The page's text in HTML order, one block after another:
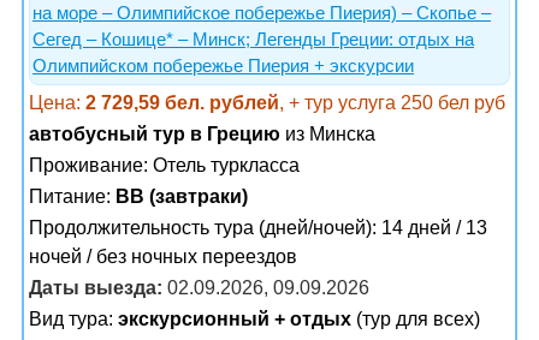
на море – Олимпийское побережье Пиерия) – Скопье –
Сегед – Кошице* – Минск; Легенды Греции: отдых на
Олимпийском побережье Пиерия + экскурсии
Цена: 2 729,59 бел. рублей, + тур услуга 250 бел руб
автобусный тур в Грецию из Минска
Проживание: Отель туркласса
Питание: BB (завтраки)
Продолжительность тура (дней/ночей): 14 дней / 13
ночей / без ночных переездов
Даты выезда: 02.09.2026, 09.09.2026
Вид тура: экскурсионный + отдых (тур для всех)